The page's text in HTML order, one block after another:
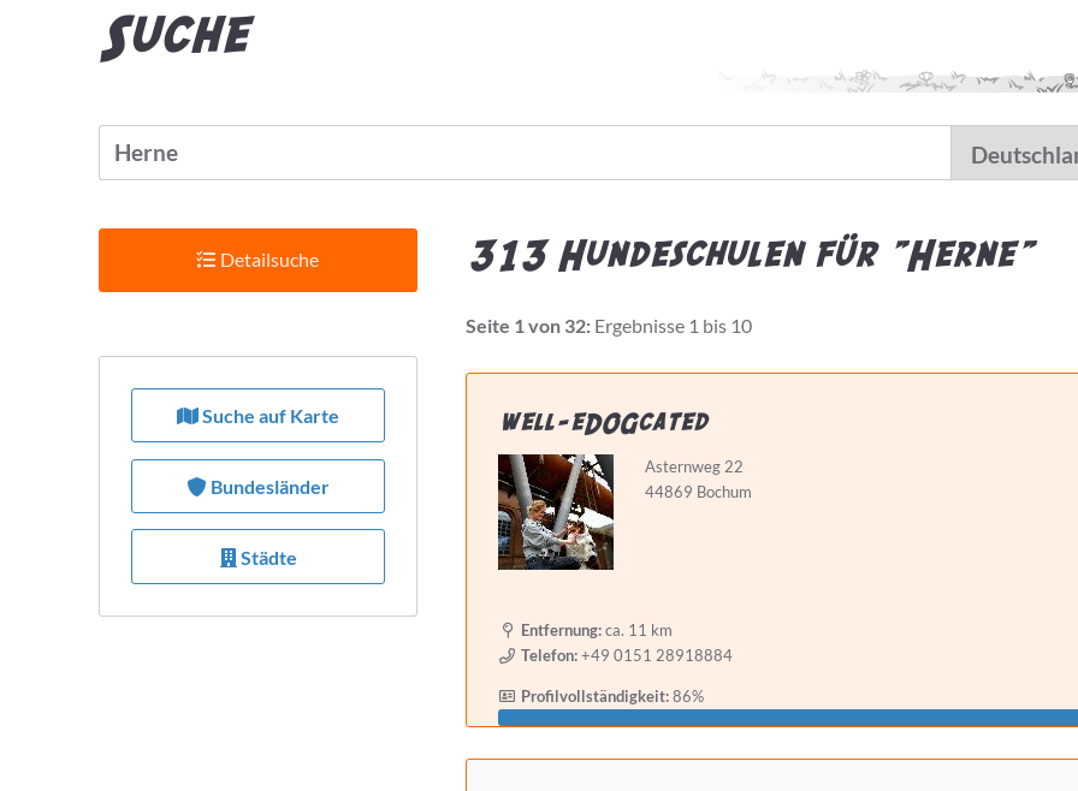
Suche
Detailsuche
Bietet Leistung
Preis pro Stunde max.
Suche auf Karte
Bundesländer
Städte
313 Hundeschulen für "Herne"
Seite 1 von 32: Ergebnisse 1 bis 10
well-eDOGcated
Asternweg 22
44869 Bochum
Entfernung:ca. 11 km
Telefon:+49 0151 28918884
Profilvollständigkeit:86%